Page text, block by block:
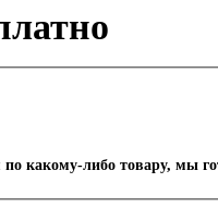
по какому-либо товару, мы